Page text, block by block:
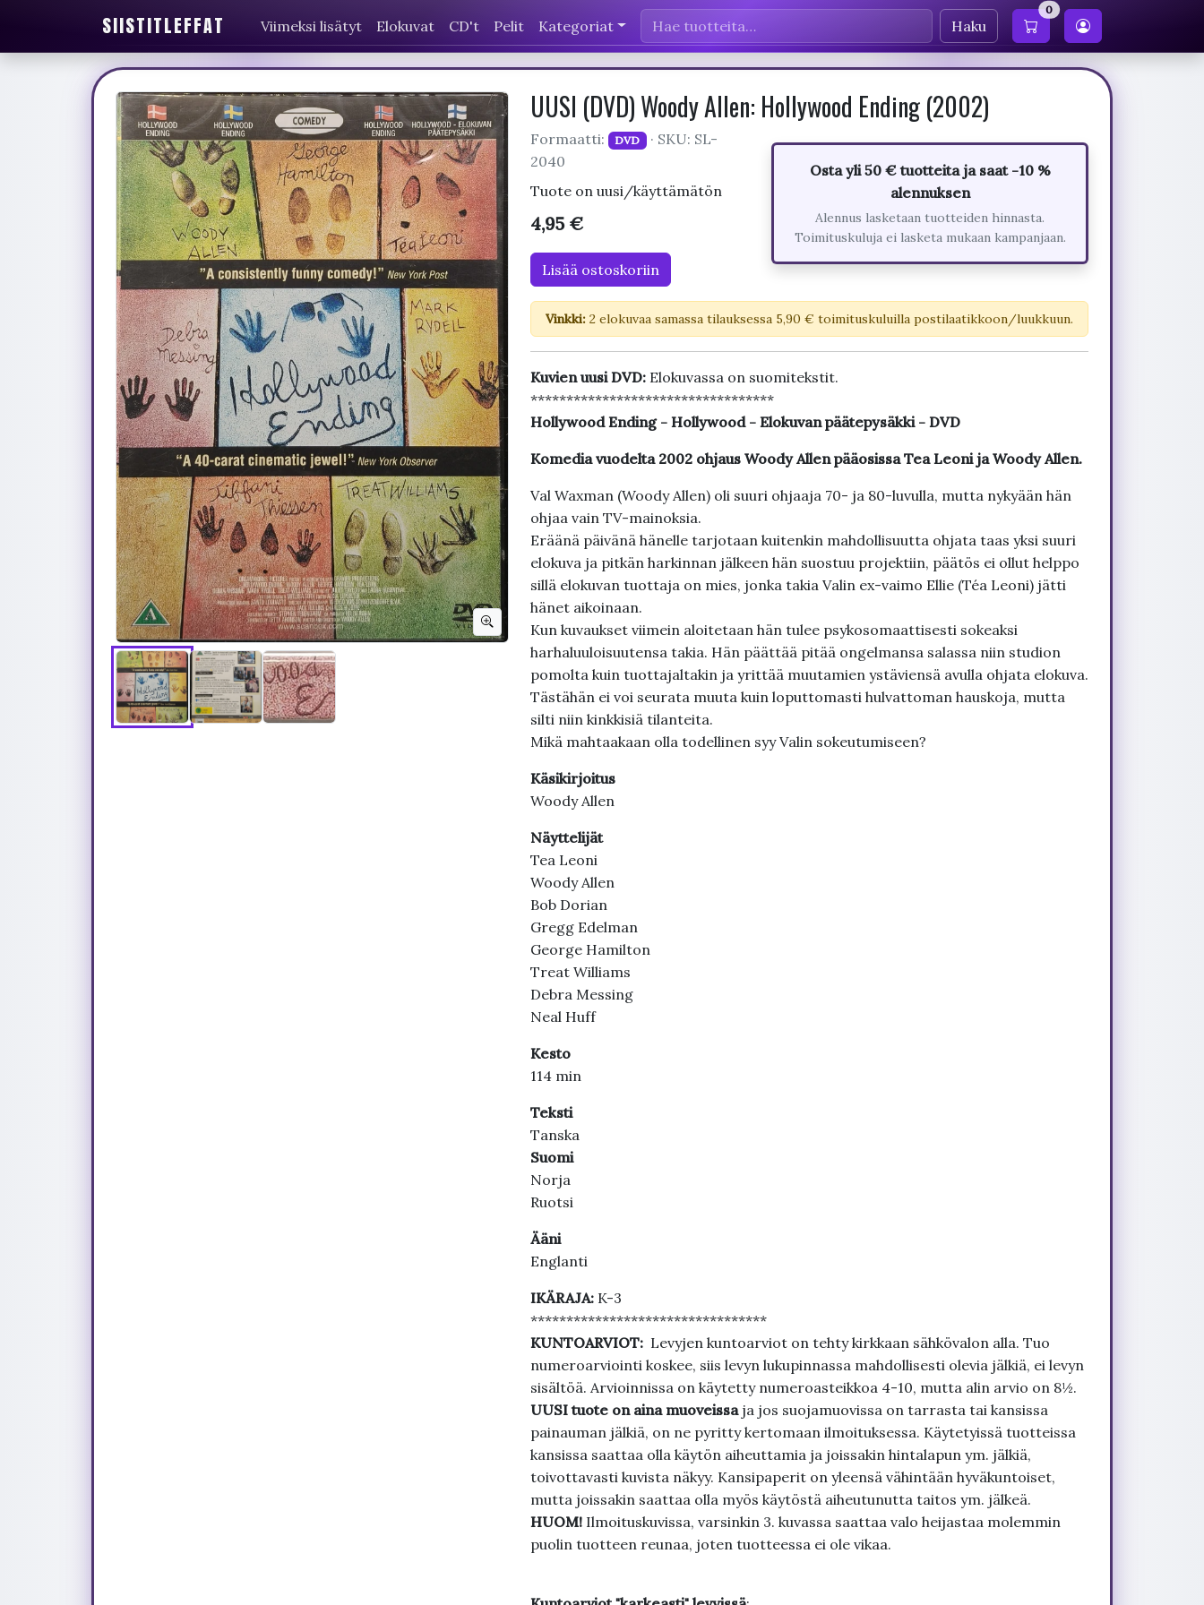
SIISTITLEFFAT Viimeksi lisätyt Elokuvat CD't Pelit Kategoriat Haku
0
UUSI (DVD) Woody Allen: Hollywood Ending (2002)
Formaatti: DVD
· SKU: SL-
2040
Tuote on uusi/käyttämätön
4,95 €
Lisää ostoskoriin
Osta yli 50 € tuotteita ja saat -10 %
alennuksen
Alennus lasketaan tuotteiden hinnasta.
Toimituskuluja ei lasketa mukaan kampanjaan.
Vinkki:2 elokuvaa samassa tilauksessa 5,90 € toimituskuluilla postilaatikkoon/luukkuun.
Kuvien uusi DVD: Elokuvassa on suomitekstit.
**********************************
Hollywood Ending - Hollywood - Elokuvan päätepysäkki - DVD
Komedia vuodelta 2002 ohjaus Woody Allen pääosissa Tea Leoni ja Woody Allen.
Val Waxman (Woody Allen) oli suuri ohjaaja 70- ja 80-luvulla, mutta nykyään hän
ohjaa vain TV-mainoksia.
Eräänä päivänä hänelle tarjotaan kuitenkin mahdollisuutta ohjata taas yksi suuri
elokuva ja pitkän harkinnan jälkeen hän suostuu projektiin, päätös ei ollut helppo
sillä elokuvan tuottaja on mies, jonka takia Valin ex-vaimo Ellie (Téa Leoni) jätti
hänet aikoinaan.
Kun kuvaukset viimein aloitetaan hän tulee psykosomaattisesti sokeaksi
harhaluuloisuutensa takia. Hän päättää pitää ongelmansa salassa niin studion
pomolta kuin tuottajaltakin ja yrittää muutamien ystäviensä avulla ohjata elokuva.
Tästähän ei voi seurata muuta kuin loputtomasti hulvattoman hauskoja, mutta
silti niin kinkkisiä tilanteita.
Mikä mahtaakaan olla todellinen syy Valin sokeutumiseen?
Käsikirjoitus
Woody Allen
Näyttelijät
Tea Leoni
Woody Allen
Bob Dorian
Gregg Edelman
George Hamilton
Treat Williams
Debra Messing
Neal Huff
Kesto
114 min
Teksti
Tanska
Suomi
Norja
Ruotsi
Ääni
Englanti
IKÄRAJA: K-3
*********************************
KUNTOARVIOT: Levyjen kuntoarviot on tehty kirkkaan sähkövalon alla. Tuo
numeroarviointi koskee, siis levyn lukupinnassa mahdollisesti olevia jälkiä, ei levyn
sisältöä. Arvioinnissa on käytetty numeroasteikkoa 4-10, mutta alin arvio on 8½.
UUSI tuote on aina muoveissa ja jos suojamuovissa on tarrasta tai kansissa
painauman jälkiä, on ne pyritty kertomaan ilmoituksessa. Käytetyissä tuotteissa
kansissa saattaa olla käytön aiheuttamia ja joissakin hintalapun ym. jälkiä,
toivottavasti kuvista näkyy. Kansipaperit on yleensä vähintään hyväkuntoiset,
mutta joissakin saattaa olla myös käytöstä aiheutunutta taitos ym. jälkeä.
HUOM!Ilmoituskuvissa, varsinkin 3. kuvassa saattaa valo heijastaa molemmin
puolin tuotteen reunaa, joten tuotteessa ei ole vikaa.